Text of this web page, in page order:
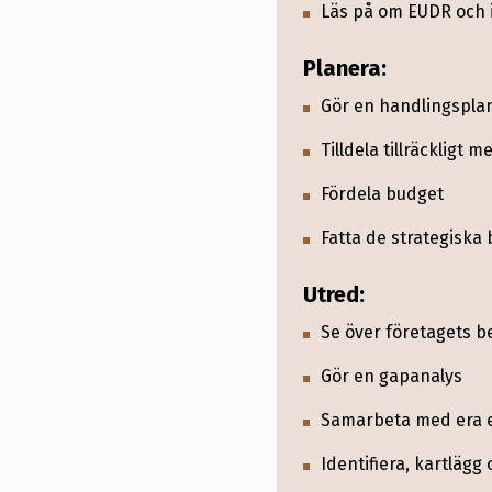
Utsläppen av
råvaror som
förordningen är
inkluderar följande
Nötkreatur
Kakao
Kaffe
Läs på om EUDR
Planera:
Gör en
Tilldela tillräckligt
Fördela budget
Fatta de strategiska
Utred:
Se över företagets
Gör en gapanalys
Samarbeta med era
Identifiera, kartlägg